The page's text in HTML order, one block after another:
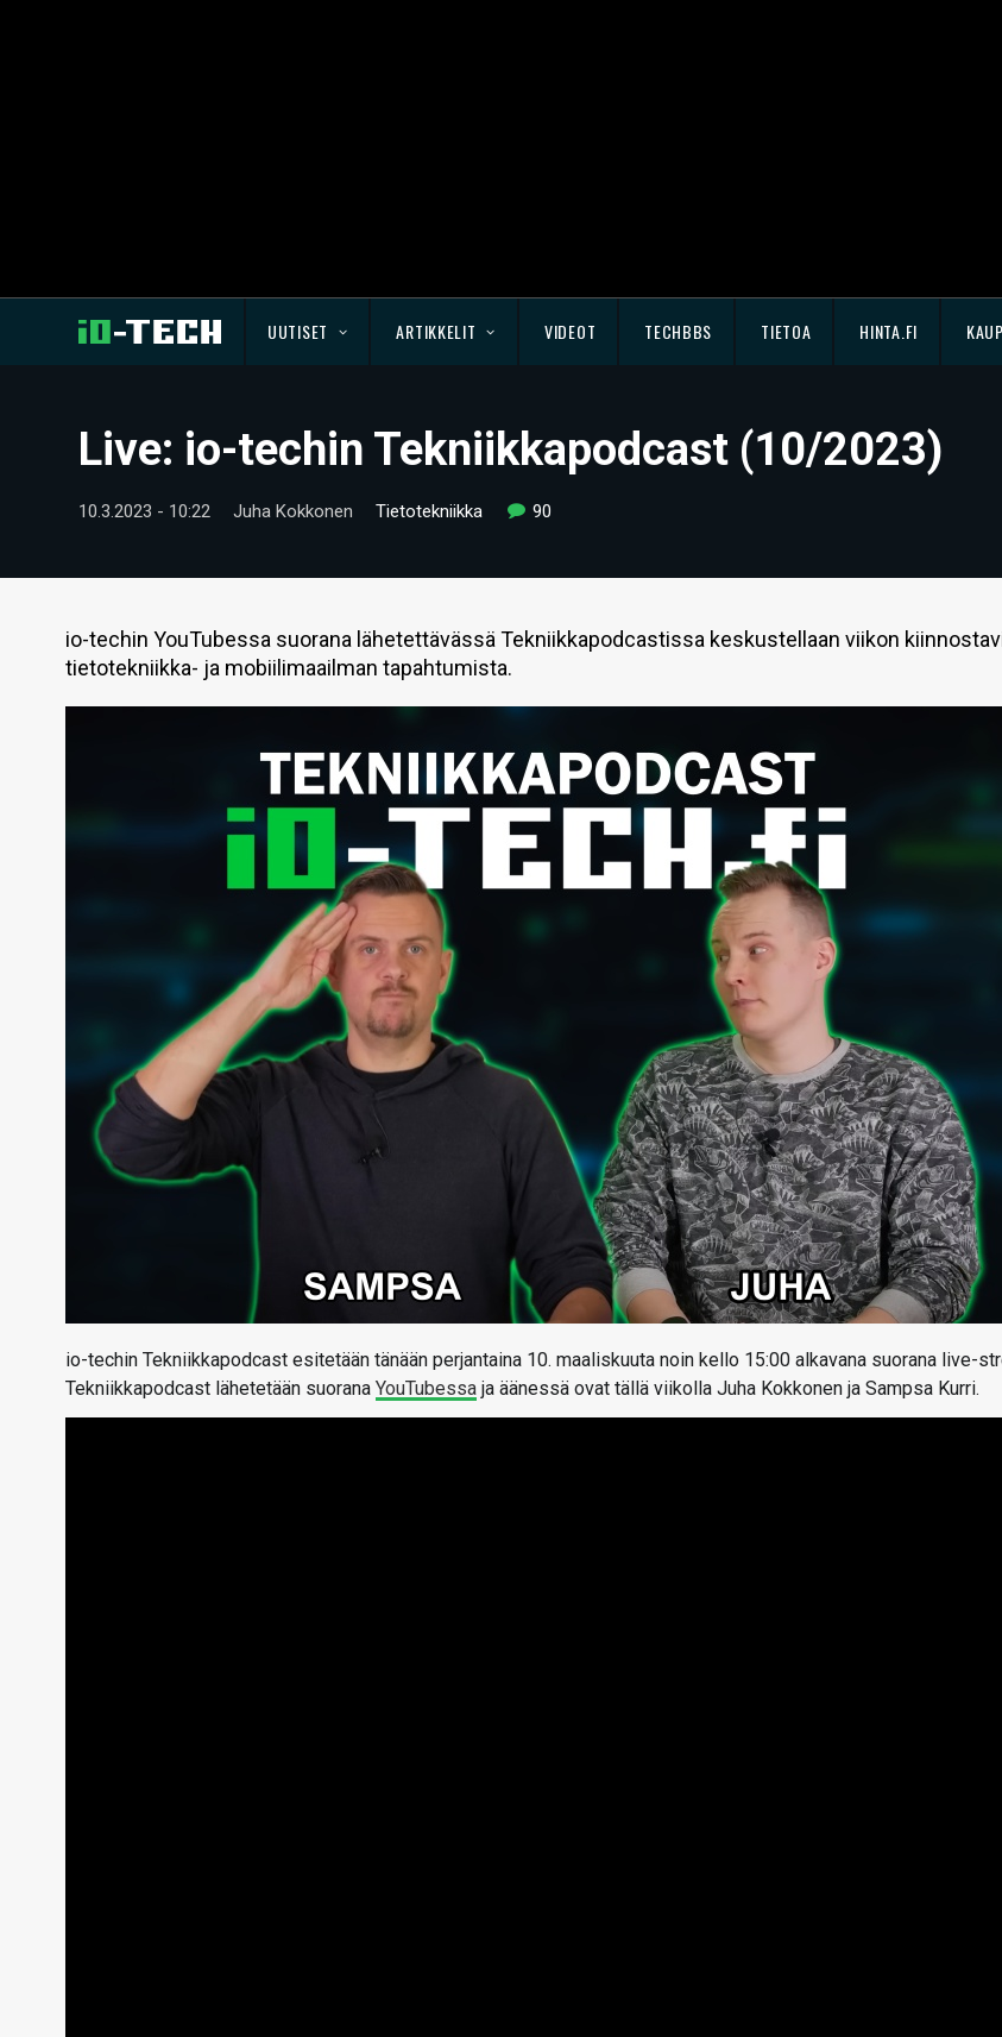
UUTISET ARTIKKELIT VIDEOT TECHBBS TIETOA HINTA.FI
Live: io-techin Tekniikkapodcast (10/2023)
10.3.2023 - 10:22 Juha Kokkonen Tietotekniikka 90
io-techin YouTubessa suorana lähetettävässä Tekniikkapodcastissa keskustellaan viikon
tietotekniikka- ja mobiilimaailman tapahtumista.
io-techin Tekniikkapodcast esitetään tänään perjantaina 10. maaliskuuta noin kello 15:00 alkavana suorana live-
Tekniikkapodcast lähetetään suorana YouTubessa ja äänessä ovat tällä viikolla Juha Kokkonen ja Sampsa Kurri.